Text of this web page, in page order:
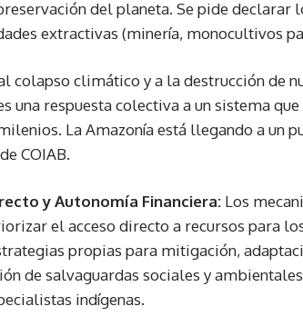
del planeta. Se pide declarar
extractivas (minería, monocultivos
colapso climático y a la destrucción de
una respuesta colectiva a un sistema
La Amazonía está llegando a un
COIAB.
y Autonomía Financiera: Los
el acceso directo a recursos para
propias para mitigación,
de salvaguardas sociales y
indígenas.